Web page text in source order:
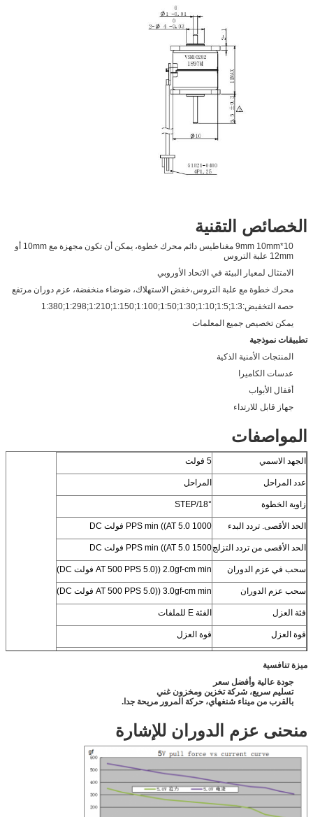
الخصائص التقنية
10*9mm 10mm مغناطيس دائم محرك خطوة، يمكن أن تكون مجهزة مع 10mm أو
12mm علبة التروس
الامتثال لمعيار البيئة في الاتحاد الأوروبي
محرك خطوة مع علبة التروس،خفض الاستهلاك، ضوضاء منخفضة، عزم دوران مرتفع
حصة التخفيض:1:3;1:5;1:10;1:30;1:50;1:100;1:150;1:210;1:298;1:380
يمكن تخصيص جميع المعلمات
تطبيقات نموذجية
المنتجات الأمنية الذكية
عدسات الكاميرا
أقفال الأبواب
جهاز قابل للارتداء
المواصفات
الجهد الاسمي 5 فولت
عدد المراحل المراحل
زاوية الخطوة 18°/STEP
الحد الأقصى. تردد البدء 1000 PPS min ((AT 5.0 فولت DC
الحد الأقصى من تردد التزلج1500 PPS min ((AT 5.0 فولت DC
سحب في عزم الدوران 2.0gf-cm min ((AT 500 PPS 5.0 فولت DC)
سحب عزم الدوران 3.0gf-cm min ((AT 500 PPS 5.0 فولت DC)
فئة العزل الفئة E للملفات
قوة العزل قوة العزل
درجة حرارة العمل
ميزة تنافسية
جودة عالية وأفضل سعر
تسليم سريع، شركة تخزين ومخزون غني
بالقرب من ميناء شنغهاي، حركة المرور مريحة جدا.
منحنى عزم الدوران للإشارة